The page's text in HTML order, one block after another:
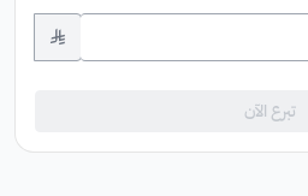
﷼
تبرع الآن